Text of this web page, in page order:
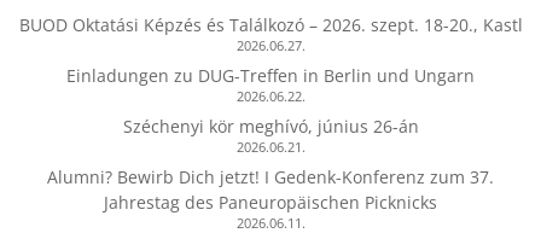
BUOD Oktatási Képzés és Találkozó – 2026. szept. 18-20., Kastl
2026.06.27.
Einladungen zu DUG-Treffen in Berlin und Ungarn
2026.06.22.
Széchenyi kör meghívó, június 26-án
2026.06.21.
Alumni? Bewirb Dich jetzt! I Gedenk-Konferenz zum 37.
Jahrestag des Paneuropäischen Picknicks
2026.06.11.